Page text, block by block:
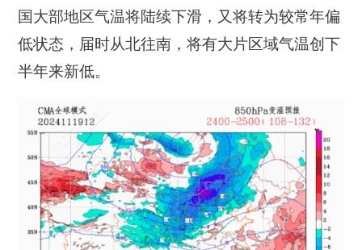
国大部地区气温将陆续下滑，又将转为较常年偏
低状态，届时从北往南，将有大片区域气温创下
半年来新低。